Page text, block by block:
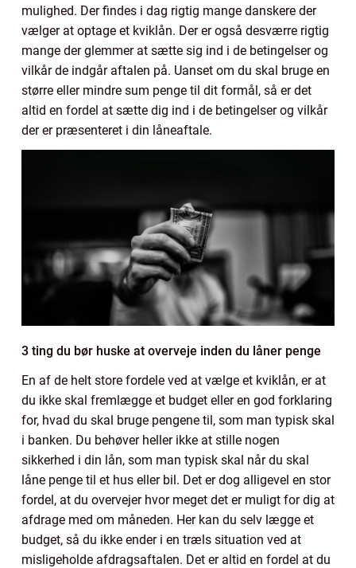
mulighed. Der findes i dag rigtig mange danskere der
vælger at optage et kviklån. Der er også desværre rigtig
mange der glemmer at sætte sig ind i de betingelser og
vilkår de indgår aftalen på. Uanset om du skal bruge en
større eller mindre sum penge til dit formål, så er det
altid en fordel at sætte dig ind i de betingelser og vilkår
der er præsenteret i din låneaftale.
3 ting du bør huske at overveje inden du låner penge
En af de helt store fordele ved at vælge et kviklån, er at
du ikke skal fremlægge et budget eller en god forklaring
for, hvad du skal bruge pengene til, som man typisk skal
i banken. Du behøver heller ikke at stille nogen
sikkerhed i din lån, som man typisk skal når du skal
låne penge til et hus eller bil. Det er dog alligevel en stor
fordel, at du overvejer hvor meget det er muligt for dig at
afdrage med om måneden. Her kan du selv lægge et
budget, så du ikke ender i en træls situation ved at
misligeholde afdragsaftalen. Det er altid en fordel at du